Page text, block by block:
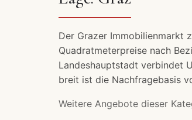
Der Grazer Immobilienmarkt
Quadratmeterpreise nach
Landeshauptstadt verbindet
breit ist die Nachfragebasis
Weitere Angebote dieser